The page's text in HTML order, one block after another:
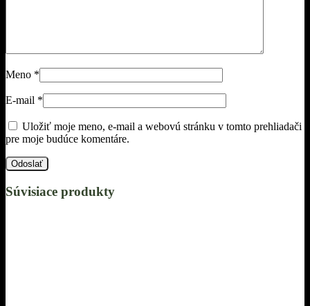
Meno *
E-mail *
Uložiť moje meno, e-mail a webovú stránku v tomto prehliadači
pre moje budúce komentáre.
Súvisiace produkty